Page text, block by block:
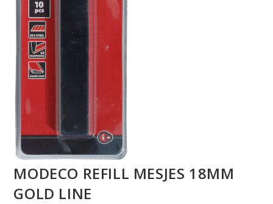
MODECO REFILL MESJES 18MM
GOLD LINE